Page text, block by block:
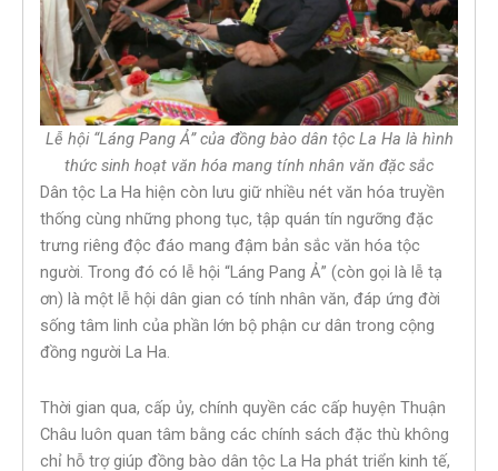
Lễ hội “Láng Pang Ả” của đồng bào dân tộc La Ha là hình
thức sinh hoạt văn hóa mang tính nhân văn đặc sắc
Dân tộc La Ha hiện còn lưu giữ nhiều nét văn hóa truyền
thống cùng những phong tục, tập quán tín ngưỡng đặc
trưng riêng độc đáo mang đậm bản sắc văn hóa tộc
người. Trong đó có lễ hội “Láng Pang Ả” (còn gọi là lễ tạ
ơn) là một lễ hội dân gian có tính nhân văn, đáp ứng đời
sống tâm linh của phần lớn bộ phận cư dân trong cộng
đồng người La Ha.
Thời gian qua, cấp ủy, chính quyền các cấp huyện Thuận
Châu luôn quan tâm bằng các chính sách đặc thù không
chỉ hỗ trợ giúp đồng bào dân tộc La Ha phát triển kinh tế,